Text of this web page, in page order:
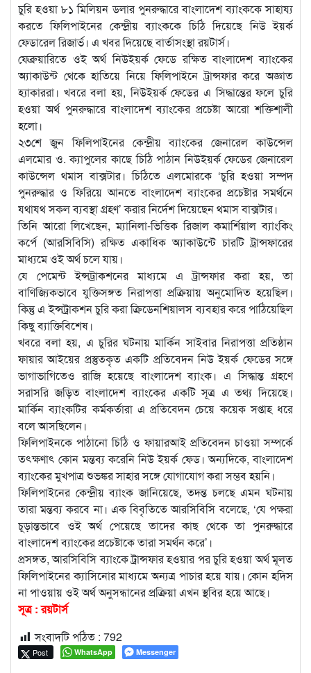
চুরি হওয়া ৮১ মিলিয়ন ডলার পুনরুদ্ধারে বাংলাদেশ ব্যাংককে সাহায্য
করতে ফিলিপাইনের কেন্দ্রীয় ব্যাংককে চিঠি দিয়েছে নিউ ইয়র্ক
ফেডারেল রিজার্ভ। এ খবর দিয়েছে বার্তাসংস্থা রয়টার্স।
ফেব্রুয়ারিতে ওই অর্থ নিউইয়র্ক ফেডে রক্ষিত বাংলাদেশ ব্যাংকের
অ্যাকাউন্ট থেকে হাতিয়ে নিয়ে ফিলিপাইনে ট্রান্সফার করে অজ্ঞাত
হ্যাকাররা। খবরে বলা হয়, নিউইয়র্ক ফেডের এ সিদ্ধান্তের ফলে চুরি
হওয়া অর্থ পুনরুদ্ধারে বাংলাদেশ ব্যাংকের প্রচেষ্টা আরো শক্তিশালী
হলো।
২৩শে জুন ফিলিপাইনের কেন্দ্রীয় ব্যাংকের জেনারেল কাউন্সেল
এলমোর ও. ক্যাপুলের কাছে চিঠি পাঠান নিউইয়র্ক ফেডের জেনারেল
কাউন্সেল থমাস বাক্সটার। চিঠিতে এলমোরকে ‘চুরি হওয়া সম্পদ
পুনরুদ্ধার ও ফিরিয়ে আনতে বাংলাদেশ ব্যাংকের প্রচেষ্টার সমর্থনে
যথাযথ সকল ব্যবস্থা গ্রহণ’ করার নির্দেশ দিয়েছেন থমাস বাক্সটার।
তিনি আরো লিখেছেন, ম্যানিলা-ভিত্তিক রিজাল কমার্শিয়াল ব্যাংকিং
কর্পে (আরসিবিসি) রক্ষিত একাধিক অ্যাকাউন্টে চারটি ট্রান্সফারের
মাধ্যমে ওই অর্থ চলে যায়।
যে পেমেন্ট ইন্সট্রাকশনের মাধ্যমে এ ট্রান্সফার করা হয়, তা
বাণিজ্যিকভাবে যুক্তিসঙ্গত নিরাপত্তা প্রক্রিয়ায় অনুমোদিত হয়েছিল।
কিন্তু এ ইন্সট্রাকশন চুরি করা ক্রিডেনশিয়ালস ব্যবহার করে পাঠিয়েছিল
কিছু ব্যাক্তিবিশেষ।
খবরে বলা হয়, এ চুরির ঘটনায় মার্কিন সাইবার নিরাপত্তা প্রতিষ্ঠান
ফায়ার আইয়ের প্রস্তুতকৃত একটি প্রতিবেদন নিউ ইয়র্ক ফেডের সঙ্গে
ভাগাভাগিতেও রাজি হয়েছে বাংলাদেশ ব্যাংক। এ সিদ্ধান্ত গ্রহণে
সরাসরি জড়িত বাংলাদেশ ব্যাংকের একটি সূত্র এ তথ্য দিয়েছে।
মার্কিন ব্যাংকটির কর্মকর্তারা এ প্রতিবেদন চেয়ে কয়েক সপ্তাহ ধরে
বলে আসছিলেন।
ফিলিপাইনকে পাঠানো চিঠি ও ফায়ারআই প্রতিবেদন চাওয়া সম্পর্কে
তৎক্ষণাৎ কোন মন্তব্য করেনি নিউ ইয়র্ক ফেড। অন্যদিকে, বাংলাদেশ
ব্যাংকের মুখপাত্র শুভঙ্কর সাহার সঙ্গে যোগাযোগ করা সম্ভব হয়নি।
ফিলিপাইনের কেন্দ্রীয় ব্যাংক জানিয়েছে, তদন্ত চলছে এমন ঘটনায়
তারা মন্তব্য করবে না। এক বিবৃতিতে আরসিবিসি বলেছে, ‘যে পক্ষরা
চূড়ান্তভাবে ওই অর্থ পেয়েছে তাদের কাছ থেকে তা পুনরুদ্ধারে
বাংলাদেশ ব্যাংকের প্রচেষ্টাকে তারা সমর্থন করে’।
প্রসঙ্গত, আরসিবিসি ব্যাংকে ট্রান্সফার হওয়ার পর চুরি হওয়া অর্থ মূলত
ফিলিপাইনের ক্যাসিনোর মাধ্যমে অন্যত্র পাচার হয়ে যায়। কোন হদিস
না পাওয়ায় ওই অর্থ অনুসন্ধানের প্রক্রিয়া এখন স্থবির হয়ে আছে।
সূত্র : রয়টার্স
সংবাদটি পঠিত : 792
Post WhatsApp Messenger